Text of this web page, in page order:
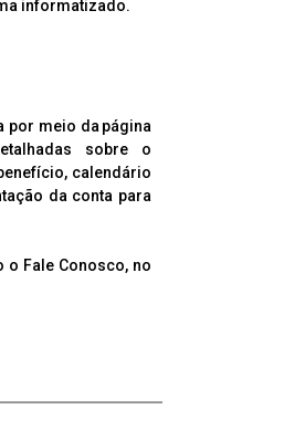
informatizado.
por meio da página
sobre o
calendário
da conta para
o Fale Conosco, no